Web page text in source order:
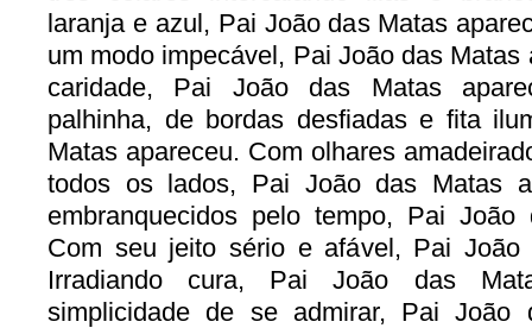
laranja e azul, Pai João das Matas
um modo impecável, Pai João das Matas
caridade, Pai João das Matas
palhinha, de bordas desfiadas e fita
Matas apareceu. Com olhares
todos os lados, Pai João das Matas
embranquecidos pelo tempo, Pai João
Com seu jeito sério e afável, Pai João
Irradiando cura, Pai João das
simplicidade de se admirar, Pai João